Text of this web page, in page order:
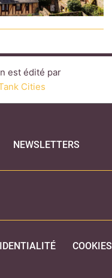
est édité par
Cities
NEWSLETTERS
COOKIES